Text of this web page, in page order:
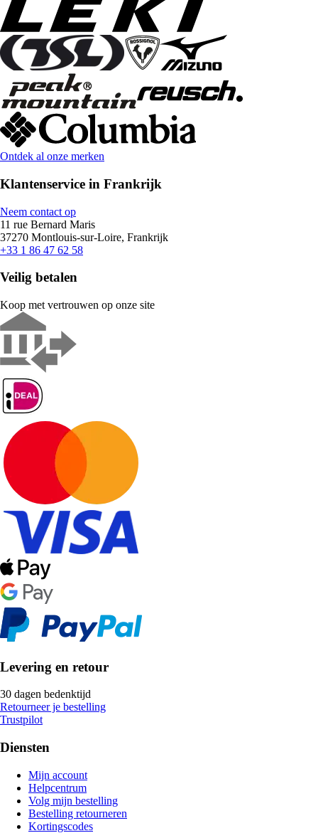
Ontdek al onze merken
Klantenservice in Frankrijk
Neem contact op
11 rue Bernard Maris
37270 Montlouis-sur-Loire, Frankrijk
+33 1 86 47 62 58
Veilig betalen
Koop met vertrouwen op onze site
Levering en retour
30 dagen bedenktijd
Retourneer je bestelling
Trustpilot
Diensten
Mijn account
Helpcentrum
Volg mijn bestelling
Bestelling retourneren
Kortingscodes